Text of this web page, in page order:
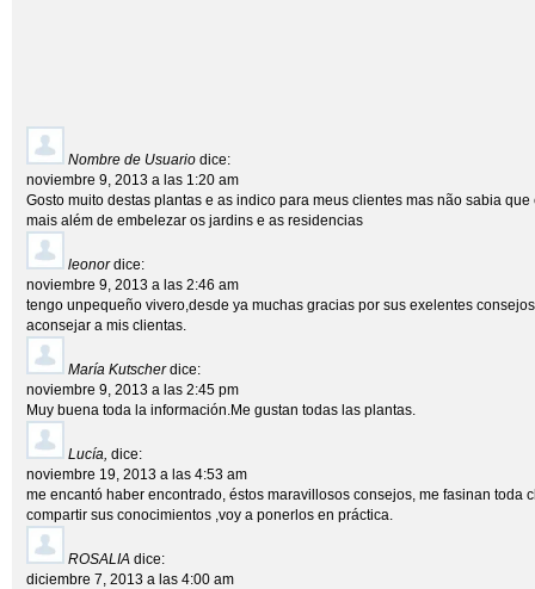
Nombre de Usuario dice:
noviembre 9, 2013 a las 1:20 am
Gosto muito destas plantas e as indico para meus clientes mas não sabia
mais além de embelezar os jardins e as residencias
leonor dice:
noviembre 9, 2013 a las 2:46 am
tengo unpequeño vivero,desde ya muchas gracias por sus exelentes
aconsejar a mis clientas.
María Kutscher dice:
noviembre 9, 2013 a las 2:45 pm
Muy buena toda la información.Me gustan todas las plantas.
Lucía, dice:
noviembre 19, 2013 a las 4:53 am
me encantó haber encontrado, éstos maravillosos consejos, me fasinan toda
compartir sus conocimientos ,voy a ponerlos en práctica.
ROSALIA dice:
diciembre 7, 2013 a las 4:00 am